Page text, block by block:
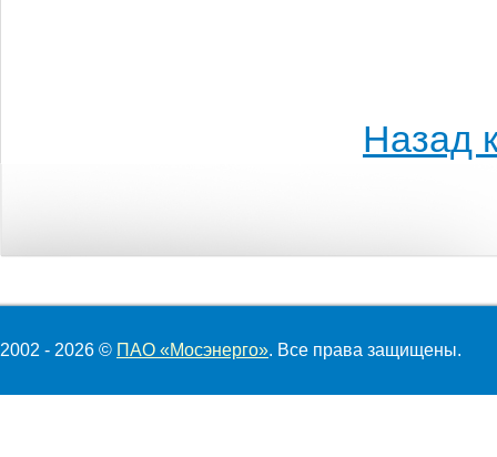
Назад
2002 - 2026 © ПАО «Мосэнерго». Все права защищены.